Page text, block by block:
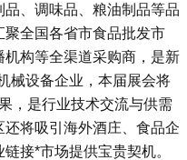
、调味品、粮油制品等品
全国各省市食品批发市
构等全渠道采购商，是新
械设备企业，本届展会将
，是行业技术交流与供需
将吸引海外酒庄、食品企
接*市场提供宝贵契机。